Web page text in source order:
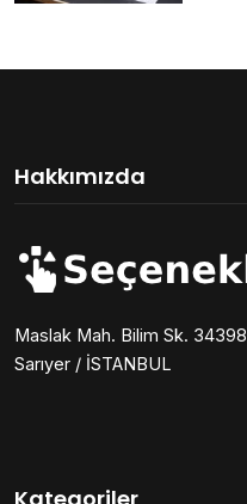
Hakkımızda
Maslak Mah. Bilim Sk. 34398
Sarıyer / İSTANBUL